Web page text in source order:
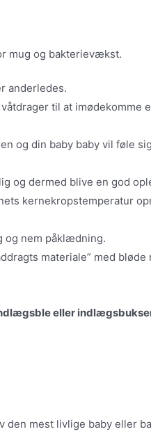
mug og bakterievækst.
anderledes.
til at
og din baby baby vil
og dermed blive en god
kernekropstemperatur
og nem påklædning.
materiale” med
eller
den mest livlige baby eller